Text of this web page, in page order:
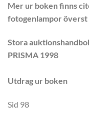
Mer ur boken finns
fotogenlampor överst
Stora
PRISMA 1998
Utdrag ur boken
Sid 98